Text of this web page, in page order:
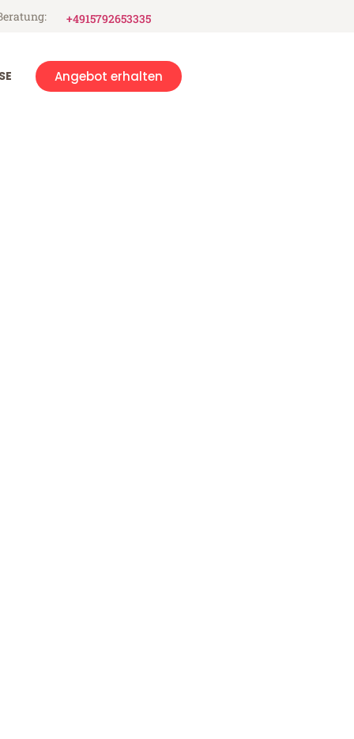
+4915792653335
Angebot erhalten